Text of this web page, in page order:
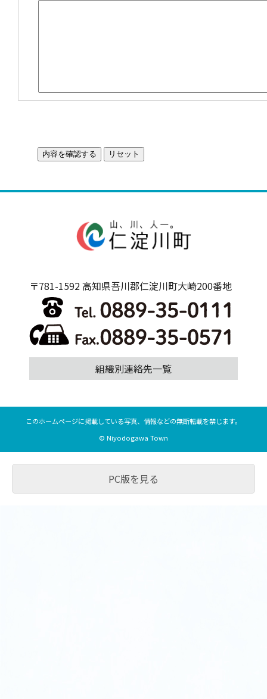
〒781-1592 高知県吾川郡仁淀川町大崎200番地
組織別連絡先一覧
このホームページに掲載している写真、情報などの無断転載を禁じます。
© Niyodogawa Town
PC版を見る